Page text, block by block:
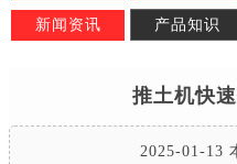
新闻资讯 产品知识
推土机快
2025-01-13